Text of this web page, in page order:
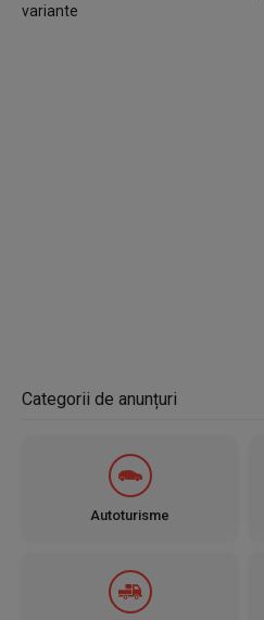
variante
Categorii de anunțuri
Autoturisme